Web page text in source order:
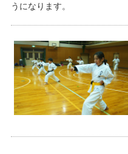
うになります。